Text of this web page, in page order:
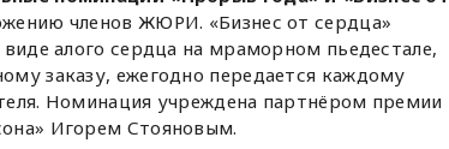
членов ЖЮРИ. «Бизнес от сердца»
алого сердца на мраморном пьедестале,
заказу, ежегодно передается каждому
Номинация учреждена партнёром премии
Игорем Стояновым.